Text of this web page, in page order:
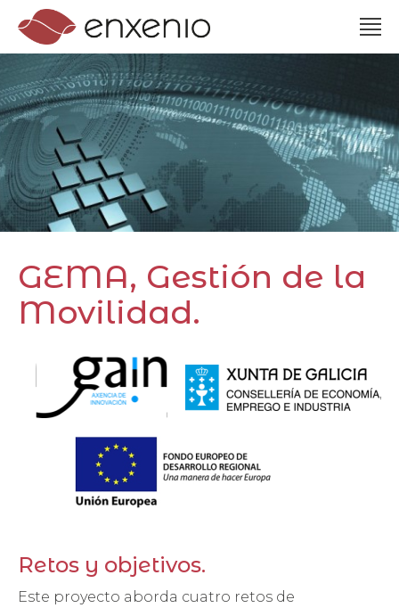
GEMA, Gestión de la
Movilidad.
Retos y objetivos.
Este proyecto aborda cuatro retos de